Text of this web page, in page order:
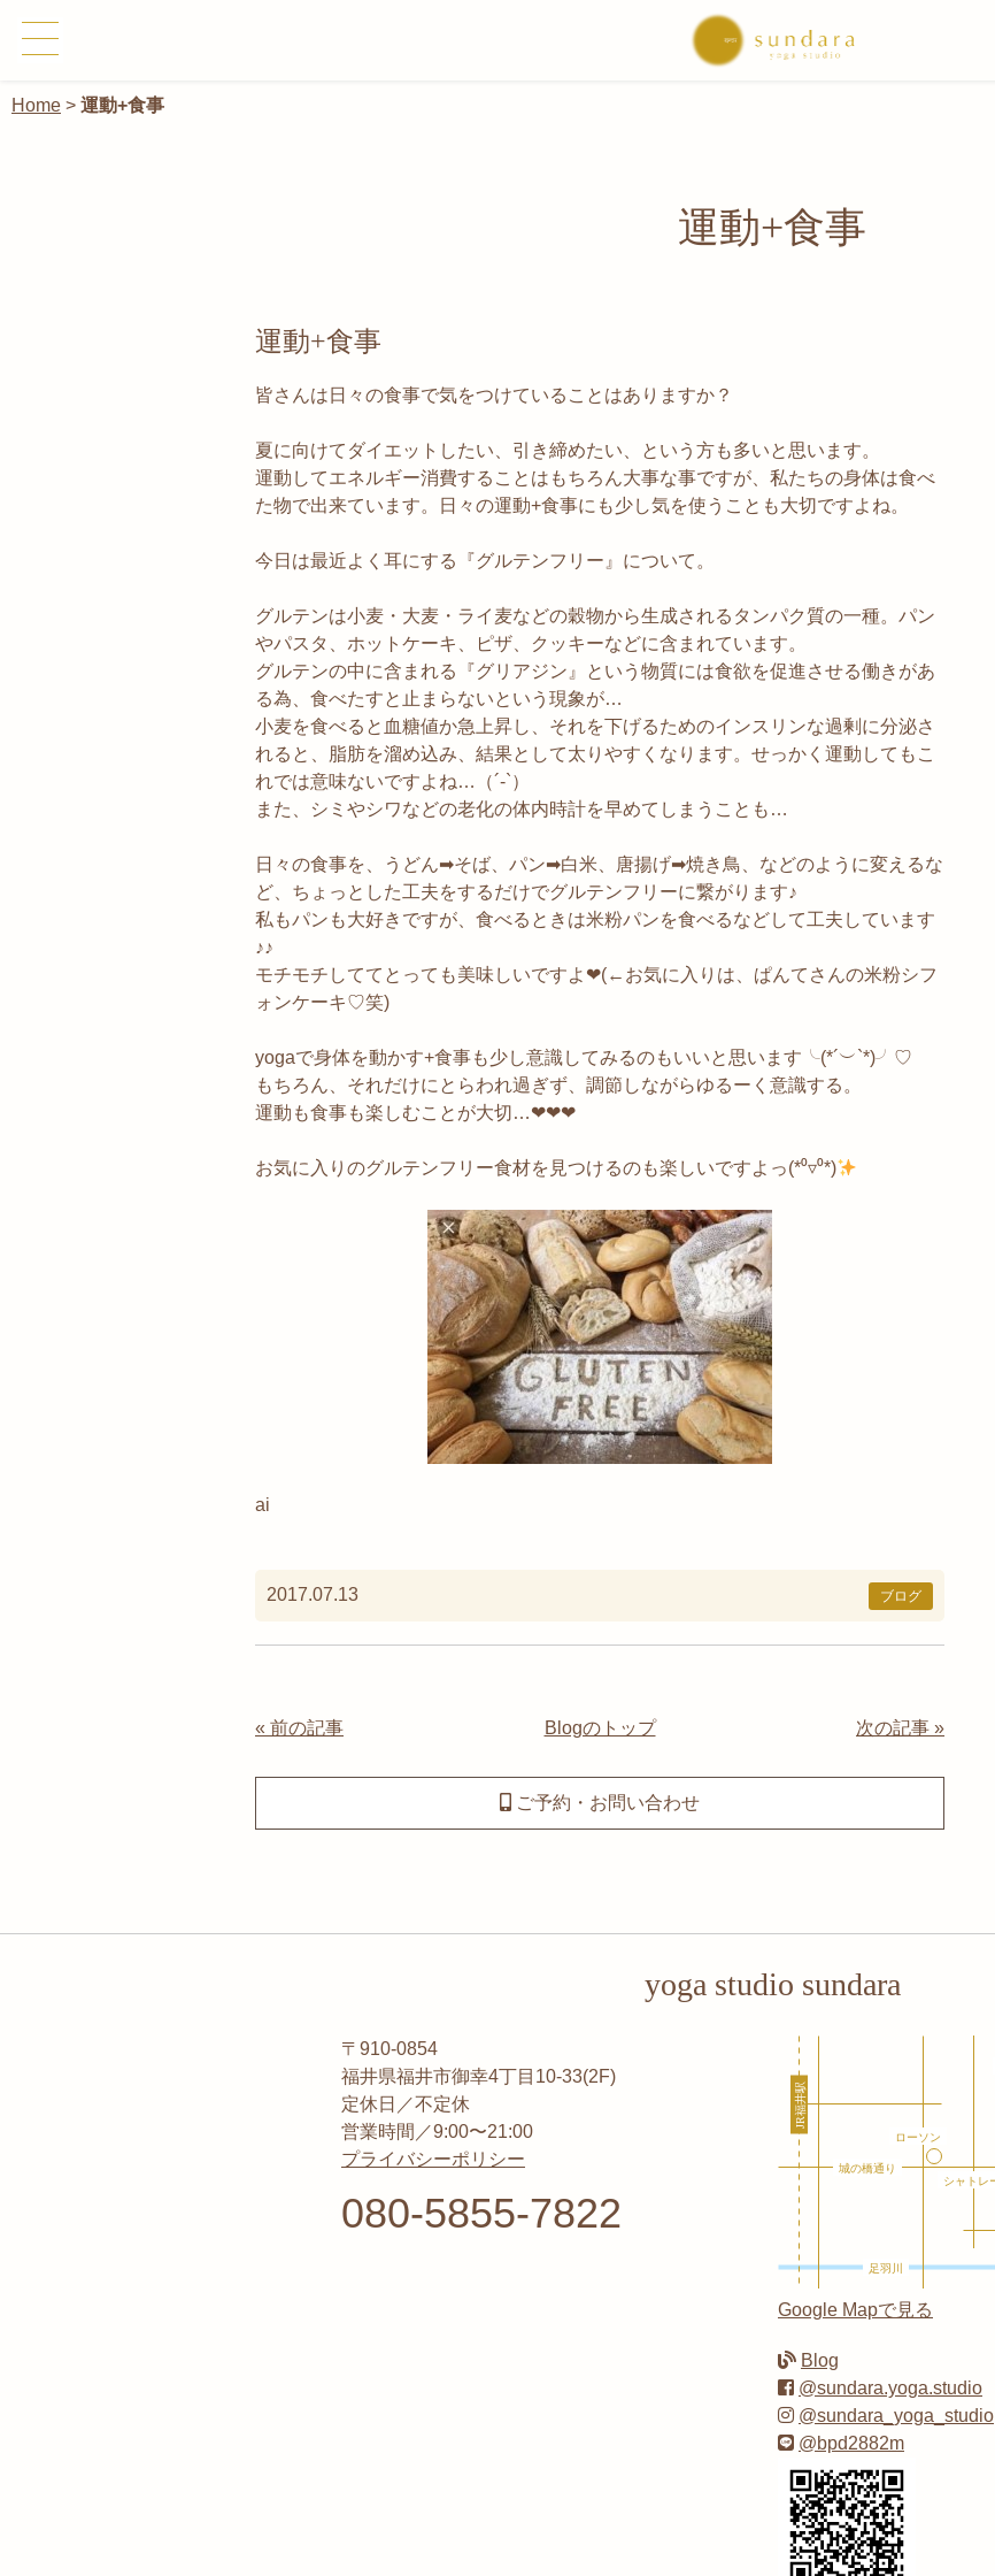
Home > 運動+食事
運動+食事
運動+食事
皆さんは日々の食事で気をつけていることはありますか？
夏に向けてダイエットしたい、引き締めたい、という方も多いと思います。
運動してエネルギー消費することはもちろん大事な事ですが、私たちの身体は食べ
た物で出来ています。日々の運動+食事にも少し気を使うことも大切ですよね。
今日は最近よく耳にする『グルテンフリー』について。
グルテンは小麦・大麦・ライ麦などの穀物から生成されるタンパク質の一種。パン
やパスタ、ホットケーキ、ピザ、クッキーなどに含まれています。
グルテンの中に含まれる『グリアジン』という物質には食欲を促進させる働きがあ
る為、食べたすと止まらないという現象が…
小麦を食べると血糖値か急上昇し、それを下げるためのインスリンな過剰に分泌さ
れると、脂肪を溜め込み、結果として太りやすくなります。せっかく運動してもこ
れでは意味ないですよね…（´-`）
また、シミやシワなどの老化の体内時計を早めてしまうことも…
日々の食事を、うどん➡︎そば、パン➡︎白米、唐揚げ➡︎焼き鳥、などのように変えるな
ど、ちょっとした工夫をするだけでグルテンフリーに繋がります♪
私もパンも大好きですが、食べるときは米粉パンを食べるなどして工夫しています
♪♪
モチモチしててとっても美味しいですよ❤︎(←お気に入りは、ぱんてさんの米粉シフ
ォンケーキ♡笑)
yogaで身体を動かす+食事も少し意識してみるのもいいと思います╰(*´︶`*)╯♡
もちろん、それだけにとらわれ過ぎず、調節しながらゆるーく意識する。
運動も食事も楽しむことが大切…❤︎❤︎❤︎
お気に入りのグルテンフリー食材を見つけるのも楽しいですよっ(*⁰▿⁰*)
ai
2017.07.13 ブログ
« 前の記事 Blogのトップ 次の記事 »
ご予約・お問い合わせ
yoga studio sundara
〒910-0854
福井県福井市御幸4丁目10-33(2F)
定休日／不定休
営業時間／9:00〜21:00
プライバシーポリシー
080-5855-7822
Google Mapで見る
Blog
@sundara.yoga.studio
@sundara_yoga_studio
@bpd2882m